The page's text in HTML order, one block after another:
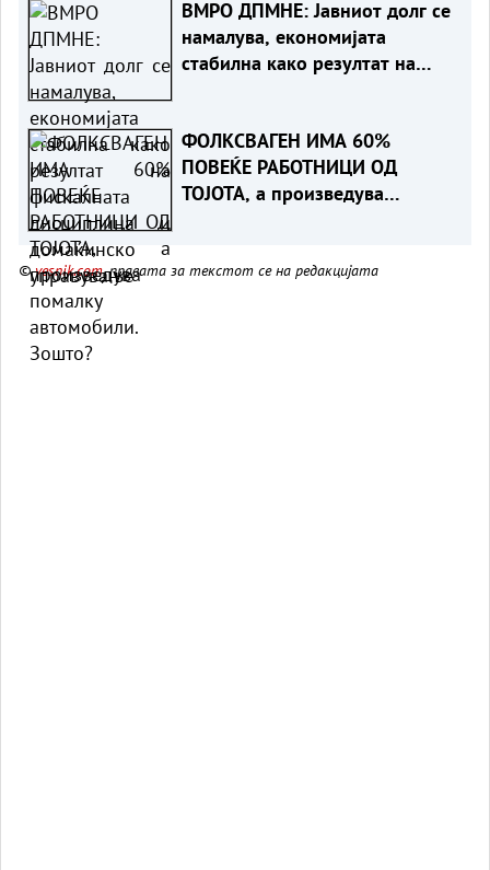
ВМРО ДПМНЕ: Јавниот долг се
намалува, економијата
стабилна како резултат на
ФОЛКСВАГЕН ИМА 60%
ПОВЕЌЕ РАБОТНИЦИ ОД
ТОЈОТА, а произведува
©vesnik.com, правата за текстот се на редакцијата